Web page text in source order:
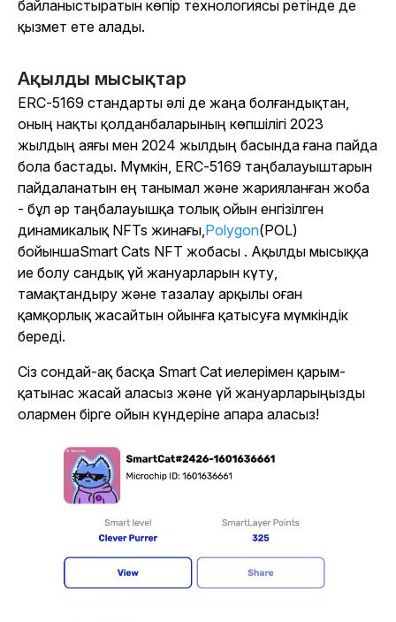
байланыстыратын көпір технологиясы ретінде де
қызмет ете алады.
Ақылды мысықтар
ERC-5169 стандарты әлі де жаңа болғандықтан,
оның нақты қолданбаларының көпшілігі 2023
жылдың аяғы мен 2024 жылдың басында ғана пайда
бола бастады. Мүмкін, ERC-5169 таңбалауыштарын
пайдаланатын ең танымал және жарияланған жоба
- бұл әр таңбалауышқа толық ойын енгізілген
динамикалық NFTs жинағы,Polygon(POL)
бойыншаSmart Cats NFT жобасы . Ақылды мысыққа
ие болу сандық үй жануарларын күту,
тамақтандыру және тазалау арқылы оған
қамқорлық жасайтын ойынға қатысуға мүмкіндік
береді.
Сіз сондай-ақ басқа Smart Cat иелерімен қарым-
қатынас жасай аласыз және үй жануарларыңызды
олармен бірге ойын күндеріне апара аласыз!